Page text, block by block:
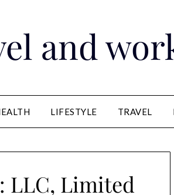
and
LIFESTYLE TRAVEL
LLC, Limited